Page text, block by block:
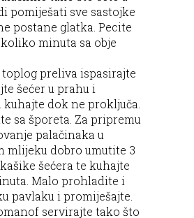
pomiješati sve sastojke
postane glatka. Pecite
minuta sa obje
preliva ispasirajte
šećer u prahu i
dok ne proključa.
sa šporeta. Za pripremu
palačinaka u
mlijeku dobro umutite 3
šećera te kuhajte
Malo prohladite i
pavlaku i promiješajte.
servirajte tako što